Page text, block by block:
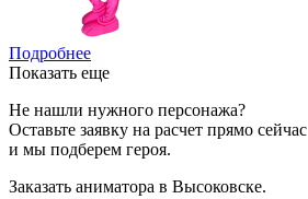
Подробнее
Показать еще
Не нашли нужного персонажа?
Оставьте заявку на расчет прямо сейчас
и мы подберем героя.
Заказать аниматора в Высоковске.